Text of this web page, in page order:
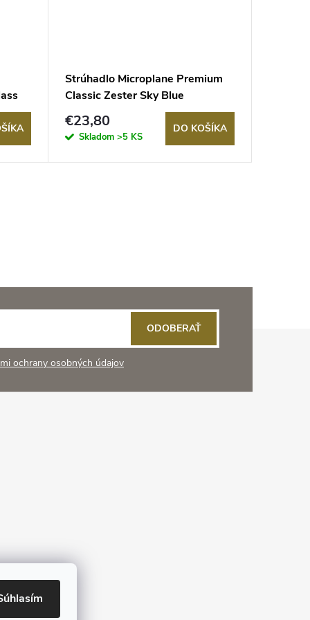
Strúhadlo Microplane Premium
Classic Zester Sky Blue
€23,80
Skladom >5 KS
DO KOŠÍKA
ochrany osobných údajov
ODOBERAŤ